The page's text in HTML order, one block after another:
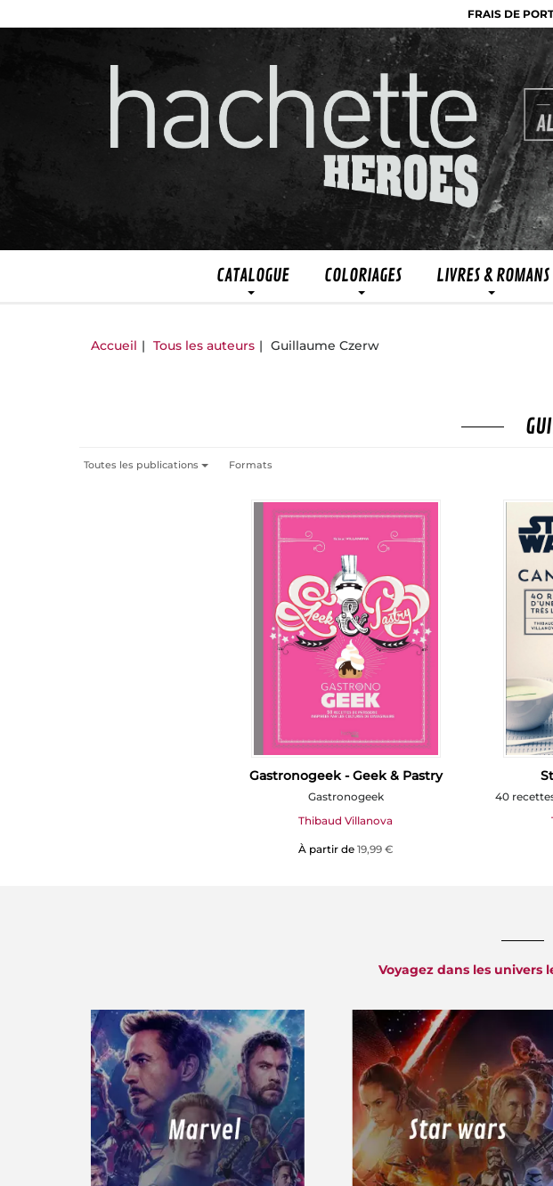
FRAIS DE
CATALOGUE COLORIAGES LIVRES & ROMANS
Accueil Tous les auteurs Guillaume Czerw
Toutes les publications Formats
Gastronogeek - Geek & Pastry
Gastronogeek
Thibaud Villanova
À partir de 19,99 €
40
Voyagez dans les